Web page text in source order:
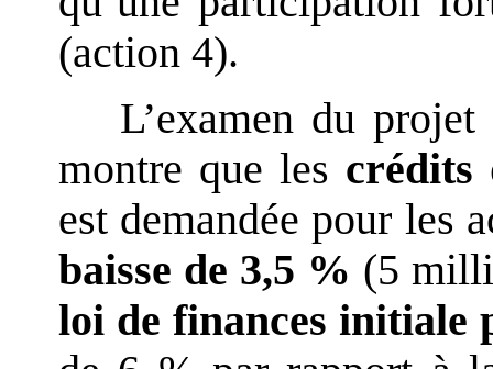
(action 4).
L’examen du
montre que les crédits
est demandée pour les
baisse de 3,5 % (5
loi de finances initiale